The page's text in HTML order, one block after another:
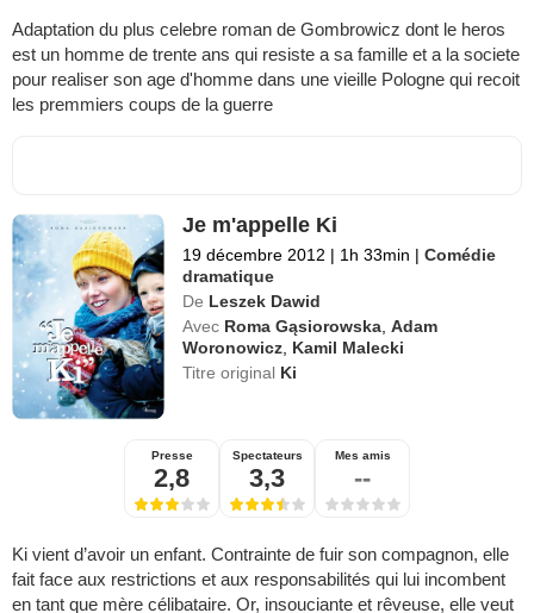
Adaptation du plus celebre roman de Gombrowicz dont le heros
est un homme de trente ans qui resiste a sa famille et a la societe
pour realiser son age d'homme dans une vieille Pologne qui recoit
les premmiers coups de la guerre
Je m'appelle Ki
19 décembre 2012 | 1h 33min | Comédie
dramatique
De Leszek Dawid
Avec Roma Gąsiorowska ,Adam
Woronowicz Kamil Malecki
Titre original Ki
Presse
2,8
Spectateurs
3,3
Mes amis
--
Ki vient d’avoir un enfant. Contrainte de fuir son compagnon, elle
fait face aux restrictions et aux responsabilités qui lui incombent
en tant que mère célibataire. Or, insouciante et rêveuse, elle veut